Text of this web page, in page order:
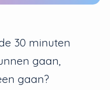
30 minuten
gaan,
gaan?